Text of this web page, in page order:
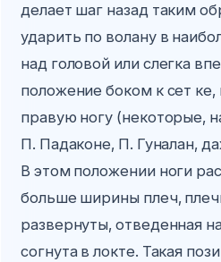
делает шаг назад таким
ударить по волану в
над головой или слегка
положение боком к сет ке,
правую ногу (некоторые,
П. Падаконе, П. Гуналан,
В этом положении ноги
больше ширины плеч,
развернуты, отведенная
согнута в локте. Такая